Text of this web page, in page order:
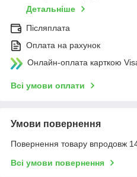
Детальніше
Післяплата
Оплата на рахунок
Онлайн-оплата карткою
Всі умови оплати
Умови повернення
Повернення товару впродовж
Всі умови повернення